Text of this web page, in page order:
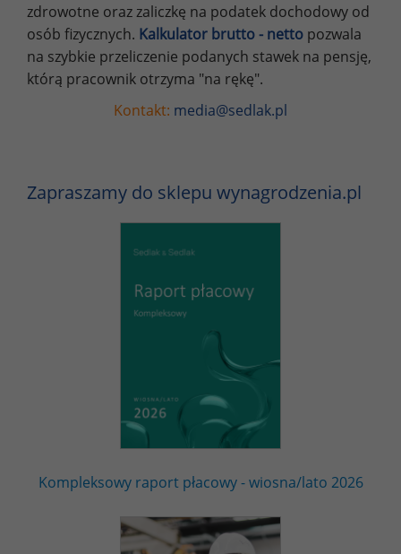
zdrowotne oraz zaliczkę na podatek dochodowy od
osób fizycznych. Kalkulator brutto - netto pozwala
na szybkie przeliczenie podanych stawek na pensję,
którą pracownik otrzyma "na rękę".
Kontakt: media@sedlak.pl
Zapraszamy do sklepu wynagrodzenia.pl
Kompleksowy raport płacowy - wiosna/lato 2026